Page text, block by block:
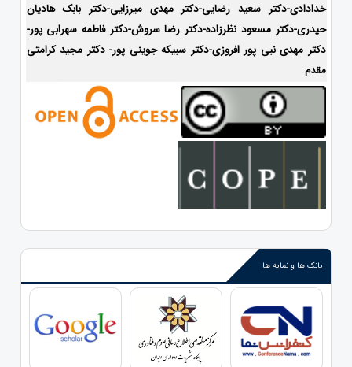
خدادادی-دکتر سعید رضایی-دکتر مهدی میرزایی-دکتر بابک هادیان
حیدری-دکتر مسعود نظرزاده-دکتر رضا سروش-دکتر فاطمه سهرابی پور-
دکتر مهدی نبی پور افروزی-دکتر سبیکه جوینی پور- دکتر مجید کرامتی
مقدم
بانک ها و نمایه ها